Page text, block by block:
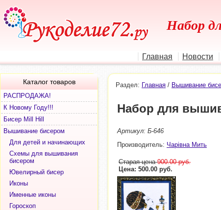
Набор
Главная Новости
Каталог товаров
РАСПРОДАЖА!
К Новому Году!!!
Бисер Mill Hill
Вышивание бисером
Для детей и начинающих
Схемы для вышивания
бисером
Ювелирный бисер
Иконы
Именные иконы
Гороскоп
Раздел: Главная / Вышивание
Набор для
Артикул: Б-646
Производитель: Чарiвна Мить
Старая цена900.00 руб.
Цена: 500.00 руб.